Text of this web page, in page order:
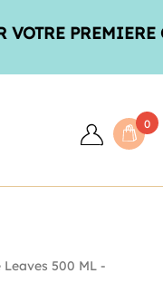
PREMIERE
0
500 ML -